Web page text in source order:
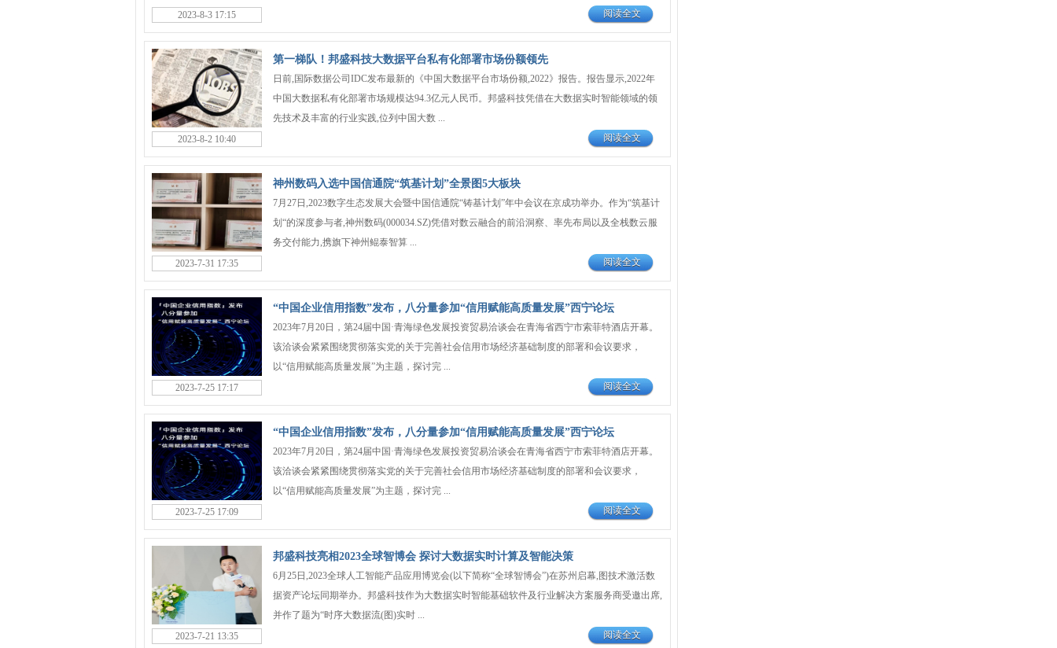
2023-8-3 17:15
阅读全文
2023-8-2 10:40
第一梯队！邦盛科技大数据平台私有化部署市场份额领先
日前,国际数据公司IDC发布最新的《中国大数据平台市场份额,2022》报告。报告显示,2022年
中国大数据私有化部署市场规模达94.3亿元人民币。邦盛科技凭借在大数据实时智能领域的领
先技术及丰富的行业实践,位列中国大数 ...
阅读全文
2023-7-31 17:35
神州数码入选中国信通院“筑基计划”全景图5大板块
7月27日,2023数字生态发展大会暨中国信通院“铸基计划”年中会议在京成功举办。作为“筑基计
划“的深度参与者,神州数码(000034.SZ)凭借对数云融合的前沿洞察、率先布局以及全栈数云服
务交付能力,携旗下神州鲲泰智算 ...
阅读全文
2023-7-25 17:17
“中国企业信用指数”发布，八分量参加“信用赋能高质量发展”西宁论坛
2023年7月20日，第24届中国·青海绿色发展投资贸易洽谈会在青海省西宁市索菲特酒店开幕。
该洽谈会紧紧围绕贯彻落实党的关于完善社会信用市场经济基础制度的部署和会议要求，
以“信用赋能高质量发展”为主题，探讨完 ...
阅读全文
2023-7-25 17:09
“中国企业信用指数”发布，八分量参加“信用赋能高质量发展”西宁论坛
2023年7月20日，第24届中国·青海绿色发展投资贸易洽谈会在青海省西宁市索菲特酒店开幕。
该洽谈会紧紧围绕贯彻落实党的关于完善社会信用市场经济基础制度的部署和会议要求，
以“信用赋能高质量发展”为主题，探讨完 ...
阅读全文
2023-7-21 13:35
邦盛科技亮相2023全球智博会 探讨大数据实时计算及智能决策
6月25日,2023全球人工智能产品应用博览会(以下简称“全球智博会”)在苏州启幕,图技术激活数
据资产论坛同期举办。邦盛科技作为大数据实时智能基础软件及行业解决方案服务商受邀出席,
并作了题为“时序大数据流(图)实时 ...
阅读全文